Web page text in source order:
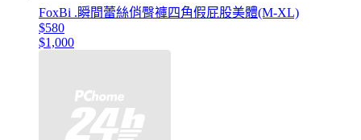
FoxBi .瞬間蕾絲俏臀褲四角假屁股美體(M-XL)
$580
$1,000